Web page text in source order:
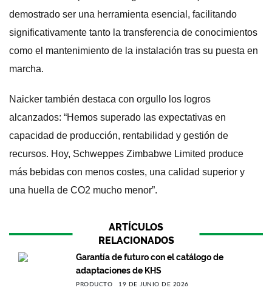
demostrado ser una herramienta esencial, facilitando
significativamente tanto la transferencia de conocimientos
como el mantenimiento de la instalación tras su puesta en
marcha.
Naicker también destaca con orgullo los logros
alcanzados: “Hemos superado las expectativas en
capacidad de producción, rentabilidad y gestión de
recursos. Hoy, Schweppes Zimbabwe Limited produce
más bebidas con menos costes, una calidad superior y
una huella de CO2 mucho menor”.
ARTÍCULOS
RELACIONADOS
Garantía de futuro con el catálogo de
adaptaciones de KHS
PRODUCTO 19 DE JUNIO DE 2026